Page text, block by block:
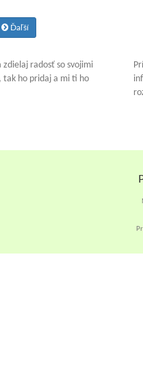
Ďaľší
zdielaj radosť so svojimi
tak ho pridaj a mi ti ho